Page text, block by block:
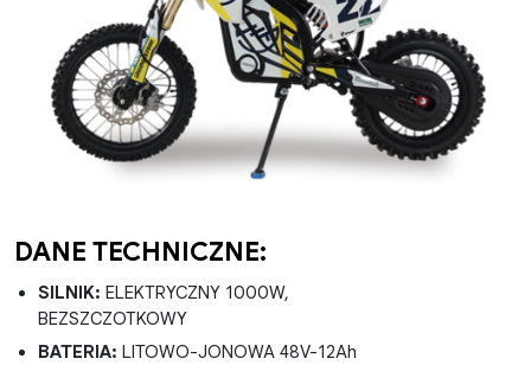
DANE TECHNICZNE:
SILNIK: ELEKTRYCZNY 1000W,
BEZSZCZOTKOWY
BATERIA: LITOWO-JONOWA 48V-12Ah